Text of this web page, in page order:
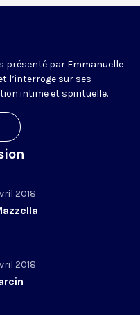
présenté par Emmanuelle
l’interroge sur ses
intime et spirituelle.
2018
2018